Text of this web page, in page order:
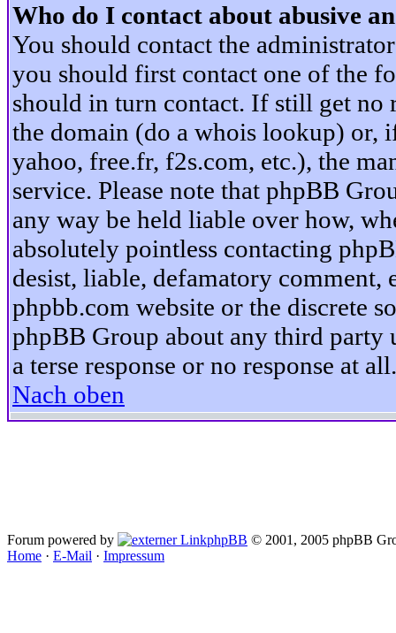
Who do I contact about abusive
You should contact the
you should first contact one of the
should in turn contact. If still get no
the domain (do a whois lookup) or,
yahoo, free.fr, f2s.com, etc.), the
service. Please note that phpBB
any way be held liable over how,
absolutely pointless contacting
desist, liable, defamatory
phpbb.com website or the discrete
phpBB Group about any third party
a terse response or no response at all.
Nach oben
Forum powered by phpBB © 2001, 2005 phpBB
Home · E-Mail · Impressum